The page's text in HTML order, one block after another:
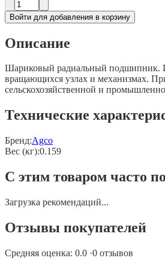
Войти для добавления в корзину
Описание
Шариковый радиальный подшипник.
вращающихся узлах и механизмах.
сельскохозяйственной и
Технические
Бренд:Agco
Вес (кг):0.159
С этим товаром часто
Загрузка рекомендаций...
Отзывы покупателей
Средняя оценка: 0.0 ·0 отзывов